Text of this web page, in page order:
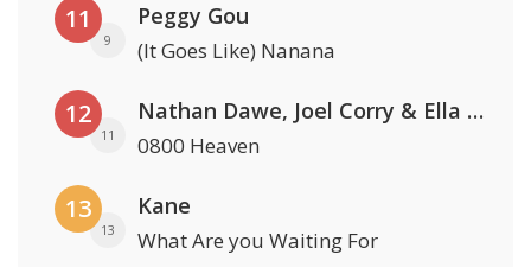
11
9
Peggy Gou
(It Goes Like) Nanana
12
11
Nathan Dawe, Joel Corry & Ella Henderson
0800 Heaven
13
13
Kane
What Are you Waiting For